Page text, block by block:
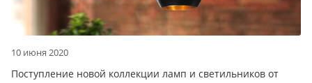
10 июня 2020
Поступление новой коллекции ламп и светильников от